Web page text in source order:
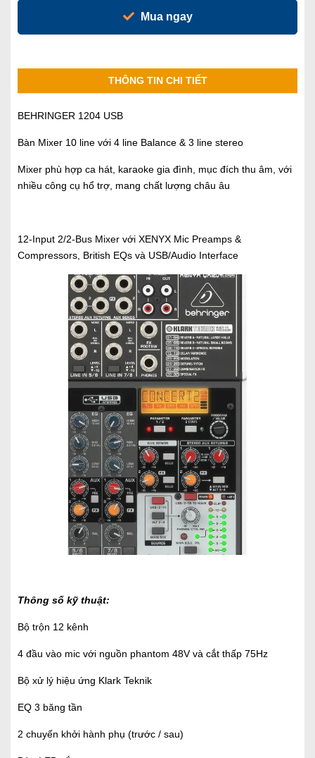
Mua ngay
THÔNG TIN CHI TIẾT
BEHRINGER 1204 USB
Bàn Mixer 10 line với 4 line Balance & 3 line stereo
Mixer phù hợp ca hát, karaoke gia đình, mục đích thu âm, với
nhiều công cụ hổ trợ, mang chất lượng châu âu
12-Input 2/2-Bus Mixer với XENYX Mic Preamps &
Compressors, British EQs và USB/Audio Interface
Thông số kỹ thuật:
Bộ trộn 12 kênh
4 đầu vào mic với nguồn phantom 48V và cắt thấp 75Hz
Bộ xử lý hiệu ứng Klark Teknik
EQ 3 băng tần
2 chuyến khởi hành phụ (trước / sau)